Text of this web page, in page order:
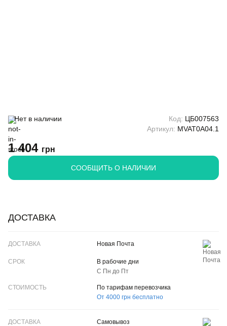
Нет в наличии Код: ЦБ007563
Артикул: MVAT0A04.1
1 404 грн
CООБЩИТЬ О НАЛИЧИИ
ДОСТАВКА
ДОСТАВКА
СРОК
Новая Почта
В рабочие дни
С Пн до Пт
По тарифам перевозчика
От 4000 грн бесплатно
Самовывоз